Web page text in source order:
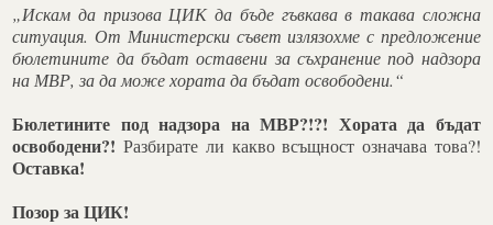
„Искам да призова ЦИК да бъде гъвкава в такава сложна
ситуация. От Министерски съвет излязохме с предложение
бюлетините да бъдат оставени за съхранение под надзора
на МВР, за да може хората да бъдат освободени.“
Бюлетините под надзора на МВР?!?! Хората да бъдат
освободени?! Разбирате ли какво всъщност означава това?!
Оставка!
Позор за ЦИК!